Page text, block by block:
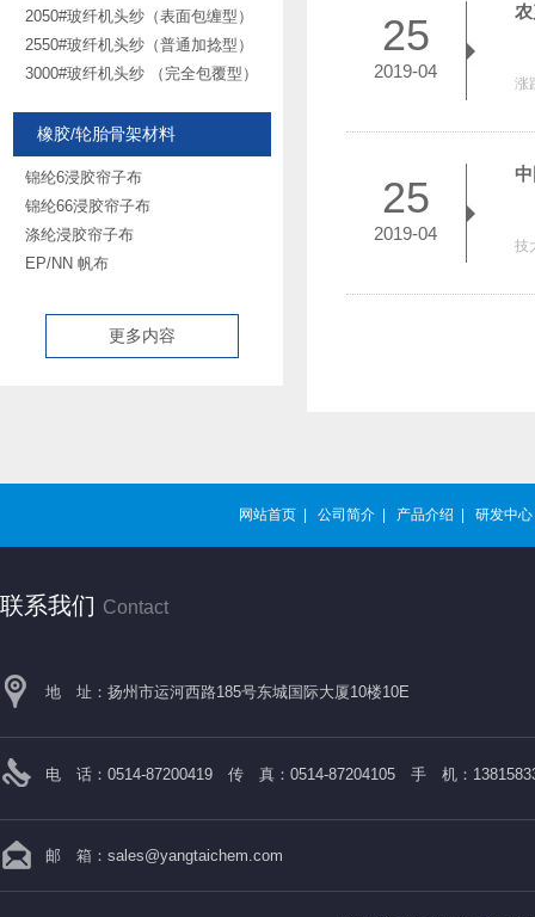
2050#玻纤机头纱（表面包缠型）
2550#玻纤机头纱（普通加捻型）
3000#玻纤机头纱 （完全包覆型）
橡胶/轮胎骨架材料
锦纶6浸胶帘子布
锦纶66浸胶帘子布
涤纶浸胶帘子布
EP/NN 帆布
更多内容
25
2019-04
涨
25
2019-04
技
网站首页| 公司简介| 产品介绍 研发中心
联系我们 Contact
地 址：扬州市运河西路185号东城国际大厦10楼10E
电 话：0514-87200419 传 真：0514-87204105 手 机：
邮 箱： sales@yangtaichem.com